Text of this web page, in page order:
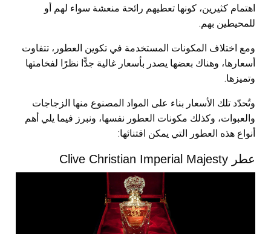
اهتمام كثيرين، كونها تعطيهم رائحة منعشة سواء لهم أو
للمحيطين بهم.
ومع اختلاف المكونات المستخدمة في تكوين العطور، تتفاوت
أسعارها، وهناك بعضها يصدر بأسعار غالية جدًّا نظرًا لفخامتها
وتميزها.
وتُحدّد تلك الأسعار بناء على المواد المصنوع منها الزجاجات
والعبوات، وكذلك مكونات العطور نفسها، ونبرز فيما يلي أهم
أنواع هذه العطور التي يمكن اقتنائها:
عطر Clive Christian Imperial Majesty